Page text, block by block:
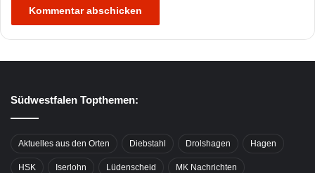
Südwestfalen Topthemen:
Aktuelles aus den Orten Diebstahl Drolshagen Hagen
HSK Iserlohn Lüdenscheid MK Nachrichten